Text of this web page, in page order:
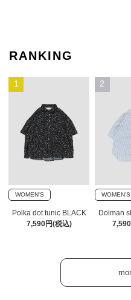
RANKING
1
WOMEN'S
Polka dot tunic BLACK
7,590円(税込)
2
WOMEN'S
Dolman